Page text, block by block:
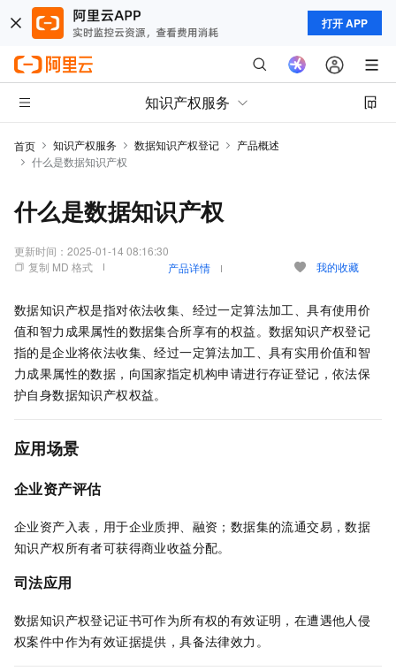
打开 APP
知识产权服务
首页 知识产权服务 数据知识产权登记
产品概述
什么是数据知识产权
什么是数据知识产权
更新时间： 2025-01-14 08:16:30
复制 MD 格式
产品详情 我的收藏
数据知识产权是指对依法收集、经过一定算法加工、具有使用价
值和智力成果属性的数据集合所享有的权益。数据知识产权登记
指的是企业将依法收集、经过一定算法加工、具有实用价值和智
力成果属性的数据，向国家指定机构申请进行存证登记，依法保
护自身数据知识产权权益。
应用场景
企业资产评估
企业资产入表，用于企业质押、融资；数据集的流通交易，数据
知识产权所有者可获得商业收益分配。
司法应用
数据知识产权登记证书可作为所有权的有效证明，在遭遇他人侵
权案件中作为有效证据提供，具备法律效力。